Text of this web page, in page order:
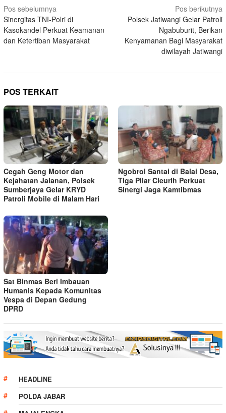
Navigasi
pos
Pos sebelumnya
Sinergitas TNI-Polri di
Kasokandel Perkuat Keamanan
dan Ketertiban Masyarakat
Pos berikutnya
Polsek Jatiwangi Gelar Patroli
Ngabuburit, Berikan
Kenyamanan Bagi Masyarakat
diwilayah Jatiwangi
POS TERKAIT
Cegah Geng Motor dan
Kejahatan Jalanan, Polsek
Sumberjaya Gelar KRYD
Patroli Mobile di Malam Hari
Ngobrol Santai di Balai Desa,
Tiga Pilar Cieurih Perkuat
Sinergi Jaga Kamtibmas
Sat Binmas Beri Imbauan
Humanis Kepada Komunitas
Vespa di Depan Gedung
DPRD
HEADLINE
POLDA JABAR